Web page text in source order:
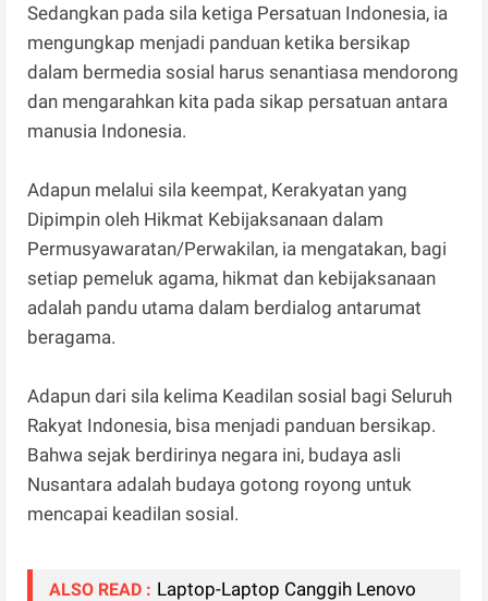
Sedangkan pada sila ketiga Persatuan Indonesia, ia
mengungkap menjadi panduan ketika bersikap
dalam bermedia sosial harus senantiasa mendorong
dan mengarahkan kita pada sikap persatuan antara
manusia Indonesia.
Adapun melalui sila keempat, Kerakyatan yang
Dipimpin oleh Hikmat Kebijaksanaan dalam
Permusyawaratan/Perwakilan, ia mengatakan, bagi
setiap pemeluk agama, hikmat dan kebijaksanaan
adalah pandu utama dalam berdialog antarumat
beragama.
Adapun dari sila kelima Keadilan sosial bagi Seluruh
Rakyat Indonesia, bisa menjadi panduan bersikap.
Bahwa sejak berdirinya negara ini, budaya asli
Nusantara adalah budaya gotong royong untuk
mencapai keadilan sosial.
ALSO READ : Laptop-Laptop Canggih Lenovo